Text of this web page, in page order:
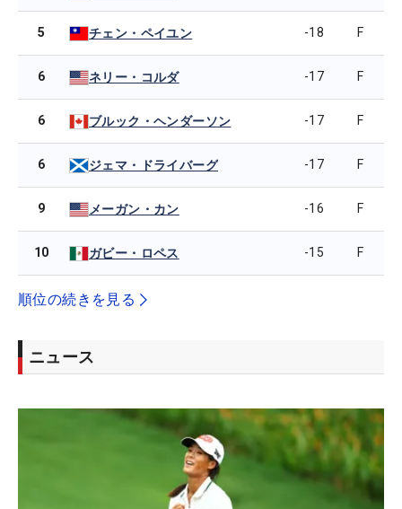
5 チェン・ペイユン -18 F
6 ネリー・コルダ -17 F
6 ブルック・ヘンダーソン -17 F
6 ジェマ・ドライバーグ -17 F
9 メーガン・カン -16 F
10 ガビー・ロペス -15 F
順位の続きを見る
ニュース